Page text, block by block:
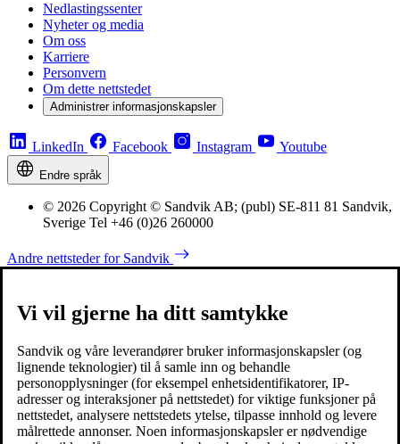
Nedlastingssenter
Nyheter og media
Om oss
Karriere
Personvern
Om dette nettstedet
Administrer informasjonskapsler
LinkedIn Facebook Instagram Youtube
Endre språk
© 2026 Copyright © Sandvik AB; (publ) SE-811 81 Sandvik,
Sverige Tel +46 (0)26 260000
Andre nettsteder for Sandvik
Vi vil gjerne ha ditt samtykke
Sandvik og våre leverandører bruker informasjonskapsler (og
lignende teknologier) til å samle inn og behandle
personopplysninger (for eksempel enhetsidentifikatorer, IP-
adresser og interaksjoner på nettstedet) for viktige funksjoner på
nettstedet, analysere nettstedets ytelse, tilpasse innhold og levere
målrettede annonser. Noen informasjonskapsler er nødvendige